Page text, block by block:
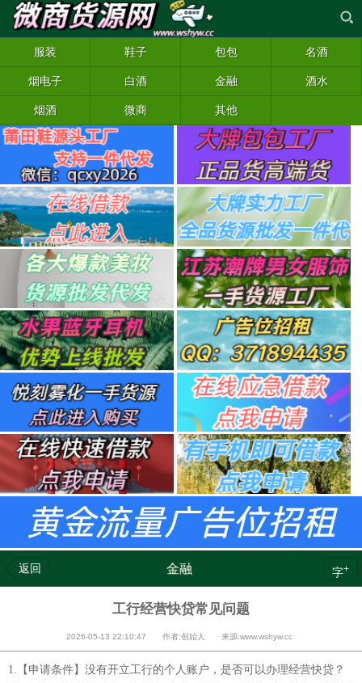
服装 鞋子 包包 名酒
烟电子 白酒 金融 酒水
烟酒 微商 其他
返回 金融 字+
工行经营快贷常见问题
2026-05-13 22:10:47 作者:创始人 来源:www.wshyw.cc
1.【申请条件】没有开立工行的个人账户，是否可以办理经营快贷？